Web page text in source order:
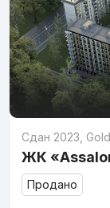
Сдан 2023
ЖК
Продано